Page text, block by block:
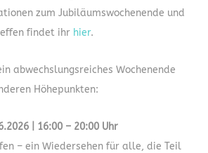
zum Jubiläumswochenende und
findet ihr hier.
abwechslungsreiches Wochenende
Höhepunkten:
| 16:00 – 20:00 Uhr
– ein Wiedersehen für alle, die Teil